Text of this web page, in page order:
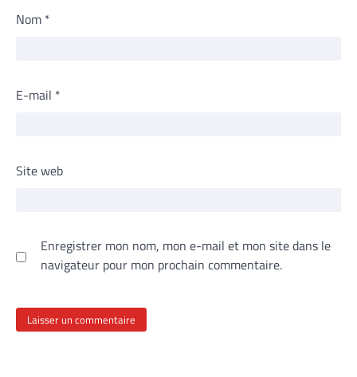
Nom *
E-mail *
Site web
Enregistrer mon nom, mon e-mail et mon site dans le
navigateur pour mon prochain commentaire.